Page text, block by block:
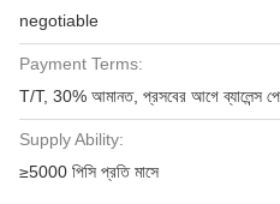
negotiable
Payment Terms:
T/T, 30% আমানত, প্রসবের আগে ব্যালেন্স
Supply Ability:
≥5000 পিসি প্রতি মাসে